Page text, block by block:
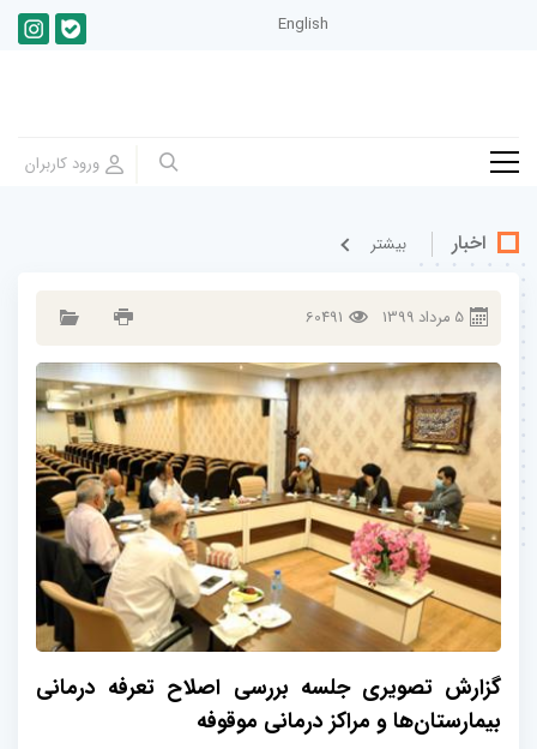
English
اخبار بيشتر
5 مرداد 1399
60491
گزارش تصویری جلسه بررسی اصلاح تعرفه درمانی
بیمارستان‌ها و مراکز درمانی موقوفه